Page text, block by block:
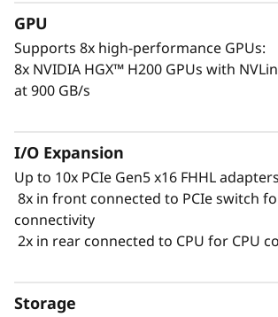
entrenamiento, desarrollo de IA
grandes simulaciones de HPC son
las tareas que pueden beneficiarse
GPU
Supports 8x high-performance GPUs:
8x NVIDIA HGX™ H200 GPUs with
at 900 GB/s
I/O Expansion
Up to 10x PCIe Gen5 x16 FHHL
8x in front connected to PCIe switch
connectivity
2x in rear connected to CPU for CPU
Storage